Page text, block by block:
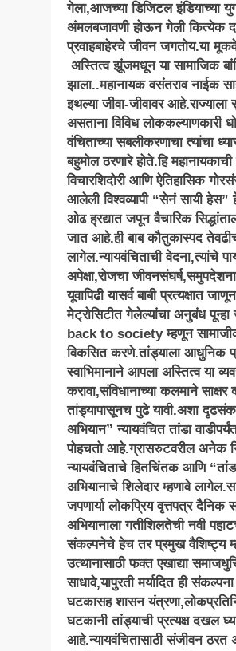
गेला,आजच्या डिजिटल इंडियाच्या
अंमलबजावणी होऊन गेली कित्येक
प्रवाहबाहेरचे जीवन जगतोय.या
अस्तित्व झूंजमधून या सामाजिक
झाला..महानायक वसंतराव नाईक
इथल्या जीवा-जीवावर
असताना विविध लोककल्याणकारी
वंचिताच्या सबलीकरणाचा त्यांचा
बहुमोल ठरणारे होते.हि महानायकाची
विचारशिदोरी आणि ऐतिहासिक
आलेली विश्वव्यापी “सेनं सायी
ओढ ह्रद्यात जपून वैचारिक
जात आहे.ही बाब कौतुकास्पद
लागेल.न्यायवंचिताची वेदना,त्यांचे
अपेक्षा,रोजचा
यूवापिढी यासर्व बाबी प्रत्यक्षात
मेट्रोसिटीत गेलेल्यांचा अनुबंध पून्हा
back to society म्हणून
विकसित करणे.तांड्याला आधुनिक
स्वाभिमानाने आपला अस्तित्व या
करावा,संविधानाच्या कलमाने साक्षर
तांड्यापासूनच पुढे यावी.अशा
अभियान” न्यायवंचित तांडा
पोहचतो आहे.ग्रासरुटवरील अनेक
न्यायवंचिताचे हितचिंतक आणि
अभियानाचे शिलेदार म्हणावे
जपणार्या लोकप्रिय वृत्तपत्र दैनिक
अभियानाला गतीशिलतेची नवी
संकल्पनेचे हेच तर प्रमुख वैशिष्ट्य
उत्थानासाठी फक्त एखाद्या
साधावे,यापुरती मर्यादित ही
घटकासह शासन
घटकानी तांड्याची प्रत्यक्ष दखल
आहे.न्यायवंचितासाठी संजीवन ठरत